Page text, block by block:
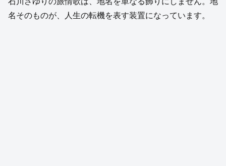
名そのものが、人生の転機を表す装置になっています。